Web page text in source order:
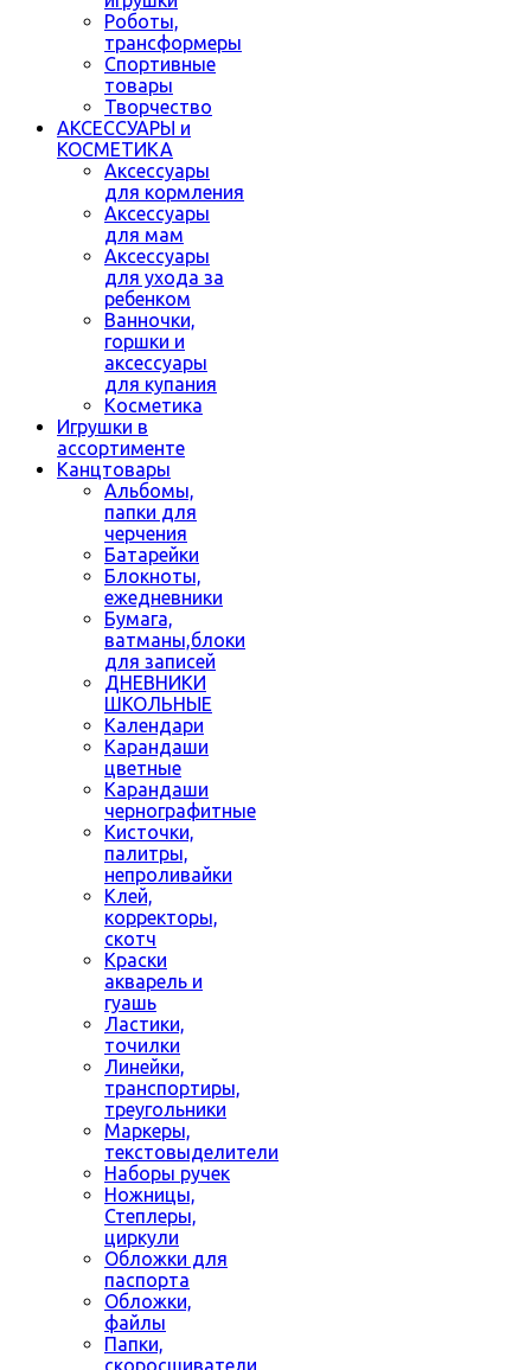
Роботы,
трансформеры
Спортивные
товары
Творчество
АКСЕССУАРЫ и
КОСМЕТИКА
Аксессуары
для кормления
Аксессуары
для мам
Аксессуары
для ухода за
ребенком
Ванночки,
горшки и
аксессуары
для купания
Косметика
Игрушки в
ассортименте
Канцтовары
Альбомы,
папки для
черчения
Батарейки
Блокноты,
ежедневники
Бумага,
ватманы,блоки
для записей
ДНЕВНИКИ
ШКОЛЬНЫЕ
Календари
Карандаши
цветные
Карандаши
чернографитные
Кисточки,
палитры,
непроливайки
Клей,
корректоры,
скотч
Краски
акварель и
гуашь
Ластики,
точилки
Линейки,
транспортиры,
треугольники
Маркеры,
текстовыделители
Наборы ручек
Ножницы,
Степлеры,
циркули
Обложки для
паспорта
Обложки,
файлы
Папки,
скоросшиватели